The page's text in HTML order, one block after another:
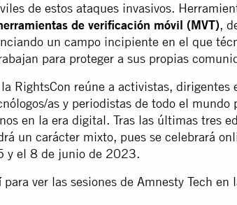
de estos ataques invasivos.
de verificación móvil (MVT),
un campo incipiente en el que
para proteger a sus propias
la RightsCon reúne a activistas, dirigentes
as y periodistas de todo el mundo
en la era digital. Tras las últimas tres
un carácter mixto, pues se celebrará
y el 8 de junio de 2023.
para ver las sesiones de Amnesty Tech en